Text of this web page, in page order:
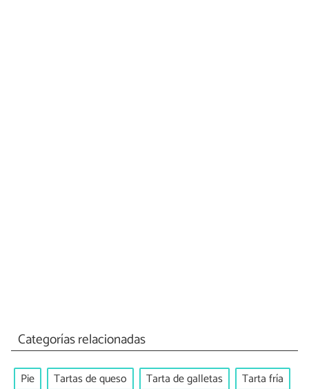
Categorías relacionadas
Pie Tartas de queso Tarta de galletas
Tarta fría